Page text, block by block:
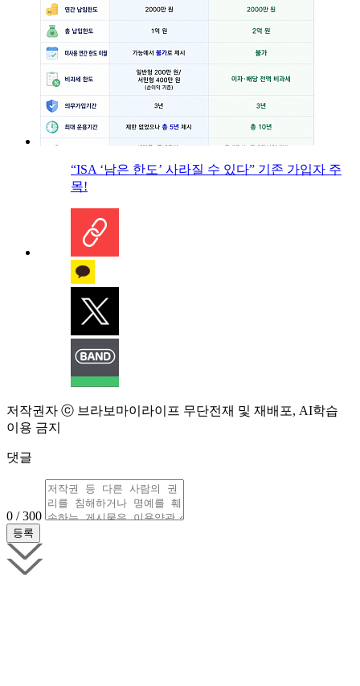
“ISA ‘남은 한도’ 사라질 수 있다” 기존 가입자 주
목!
저작권자 ⓒ 브라보마이라이프 무단전재 및 재배포, AI학습
이용 금지
댓글
0 / 300